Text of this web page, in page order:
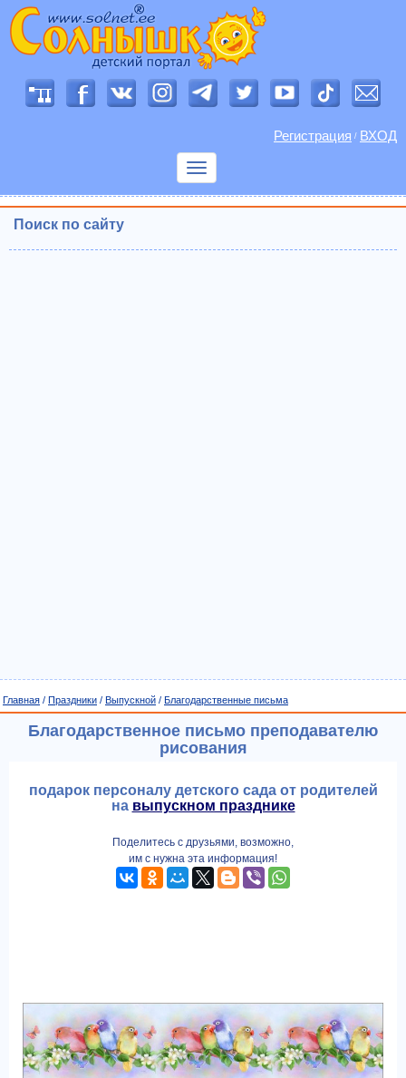
Регистрация / ВХОД
Показать
Поиск по сайту
Главная / Праздники / Выпускной / Благодарственные письма
Благодарственное письмо преподавателю
рисования
подарок персоналу детского сада от родителей
на выпускном празднике
Поделитесь с друзьями, возможно,
им с нужна эта информация!